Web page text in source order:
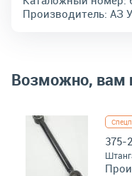
Производитель: АЗ
Возможно, вам
375-